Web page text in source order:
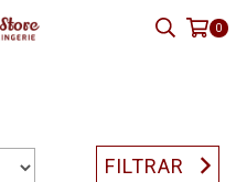
0
FILTRAR